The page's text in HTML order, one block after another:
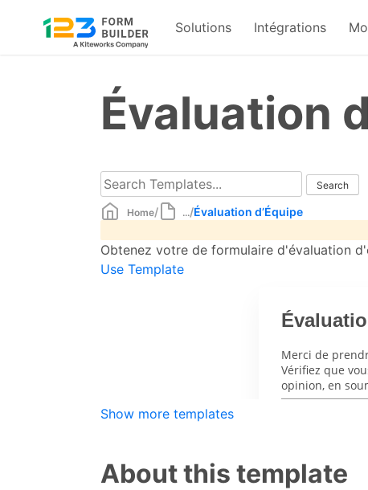
Solutions Intégrations
Évaluation
Home/ .../Évaluation d’Équipe
Obtenez votre de formulaire d'évaluation
Use Template
Show more templates
About this template